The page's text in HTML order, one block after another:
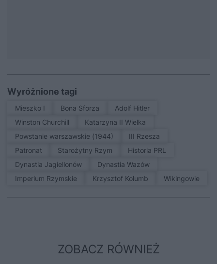
Wyróżnione tagi
Mieszko I Bona Sforza
Adolf Hitler
Winston Churchill
Katarzyna II Wielka
Powstanie warszawskie (1944)
III Rzesza
patronat
Starożytny Rzym
Historia PRL
Dynastia Jagiellonów
Dynastia Wazów
Imperium Rzymskie
Krzysztof Kolumb Wikingowie
ZOBACZ RÓWNIEŻ